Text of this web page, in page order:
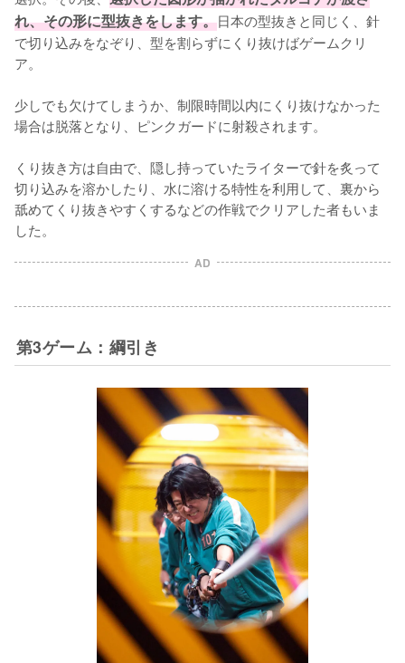
れ、その形に型抜きをします。日本の型抜きと同じく、針
で切り込みをなぞり、型を割らずにくり抜けばゲームクリ
ア。
少しでも欠けてしまうか、制限時間以内にくり抜けなかった
場合は脱落となり、ピンクガードに射殺されます。
くり抜き方は自由で、隠し持っていたライターで針を炙って
切り込みを溶かしたり、水に溶ける特性を利用して、裏から
舐めてくり抜きやすくするなどの作戦でクリアした者もいま
した。
AD
第3ゲーム：綱引き